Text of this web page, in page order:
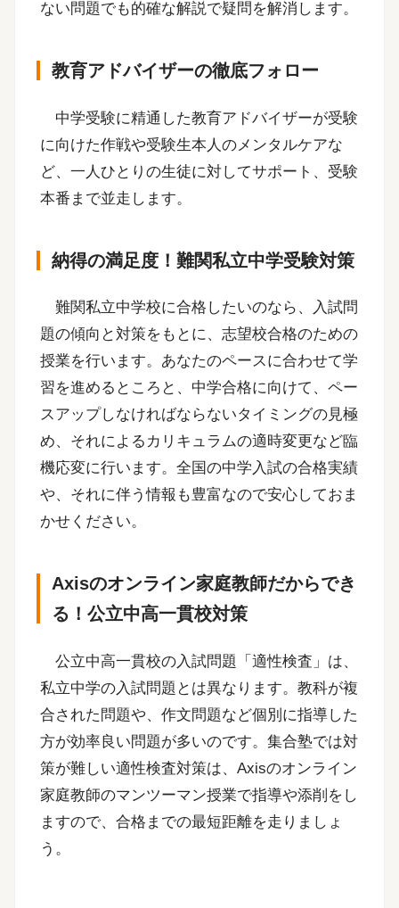
ない問題でも的確な解説で疑問を解消します。
教育アドバイザーの徹底フォロー
中学受験に精通した教育アドバイザーが受験
に向けた作戦や受験生本人のメンタルケアな
ど、一人ひとりの生徒に対してサポート、受験
本番まで並走します。
納得の満足度！難関私立中学受験対策
難関私立中学校に合格したいのなら、入試問
題の傾向と対策をもとに、志望校合格のための
授業を行います。あなたのペースに合わせて学
習を進めるところと、中学合格に向けて、ペー
スアップしなければならないタイミングの見極
め、それによるカリキュラムの適時変更など臨
機応変に行います。全国の中学入試の合格実績
や、それに伴う情報も豊富なので安心しておま
かせください。
Axisのオンライン家庭教師だからでき
る！公立中高一貫校対策
公立中高一貫校の入試問題「適性検査」は、
私立中学の入試問題とは異なります。教科が複
合された問題や、作文問題など個別に指導した
方が効率良い問題が多いのです。集合塾では対
策が難しい適性検査対策は、Axisのオンライン
家庭教師のマンツーマン授業で指導や添削をし
ますので、合格までの最短距離を走りましょ
う。